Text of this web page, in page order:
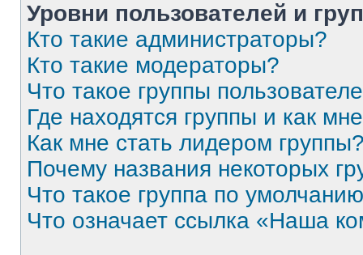
Уровни пользователей и
Кто такие администраторы?
Кто такие модераторы?
Что такое группы
Где находятся группы и как
Как мне стать лидером
Почему названия некоторых
Что такое группа по
Что означает ссылка «Наша